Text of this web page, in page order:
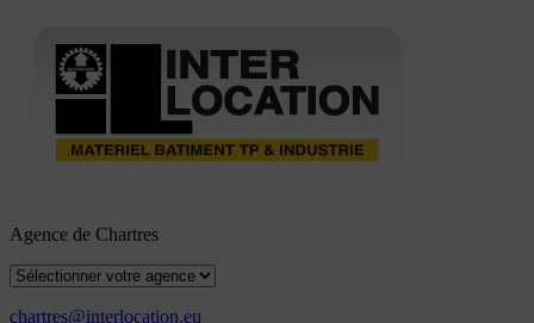
Agence de Chartres
chartres@interlocation.eu